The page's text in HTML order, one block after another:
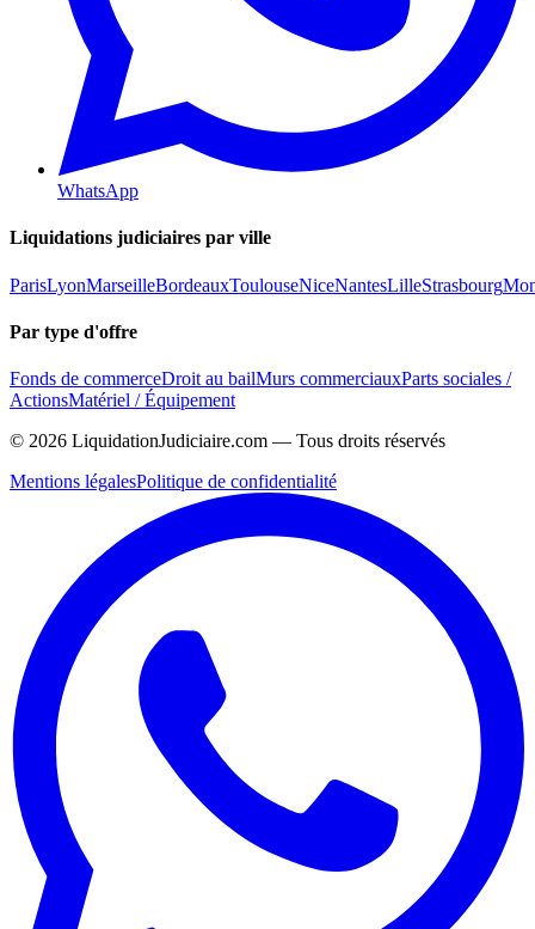
WhatsApp
Liquidations judiciaires par ville
ParisLyonMarseilleBordeauxToulouseNiceNantesLilleStrasbourg
Par type d'offre
Fonds de commerceDroit au bailMurs commerciauxParts sociales /
ActionsMatériel / Équipement
© 2026 LiquidationJudiciaire.com — Tous droits réservés
Mentions légalesPolitique de confidentialité